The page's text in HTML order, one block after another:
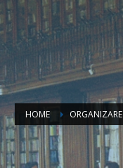
HOME ORGANIZARE